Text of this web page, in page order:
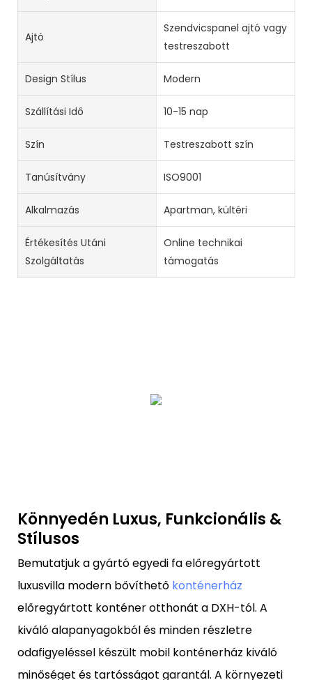
Ajtó
Szendvicspanel ajtó vagy
testreszabott
Design Stílus Modern
Szállítási Idő 10-15 nap
Szín Testreszabott szín
Tanúsítvány ISO9001
Alkalmazás Apartman, kültéri
Értékesítés Utáni
Szolgáltatás
Online technikai
támogatás
Könnyedén Luxus, Funkcionális &
Stílusos
Bemutatjuk a gyártó egyedi fa előregyártott
luxusvilla modern bővíthető konténerház
előregyártott konténer otthonát a DXH-tól. A
kiváló alapanyagokból és minden részletre
odafigyeléssel készült mobil konténerház kiváló
minőséget és tartósságot garantál. A környezeti